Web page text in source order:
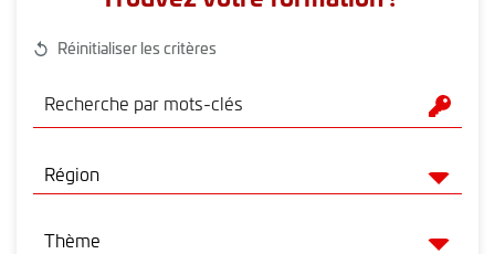
Réinitialiser les critères
Recherche par mots-clés
region
Région
thème
Thème